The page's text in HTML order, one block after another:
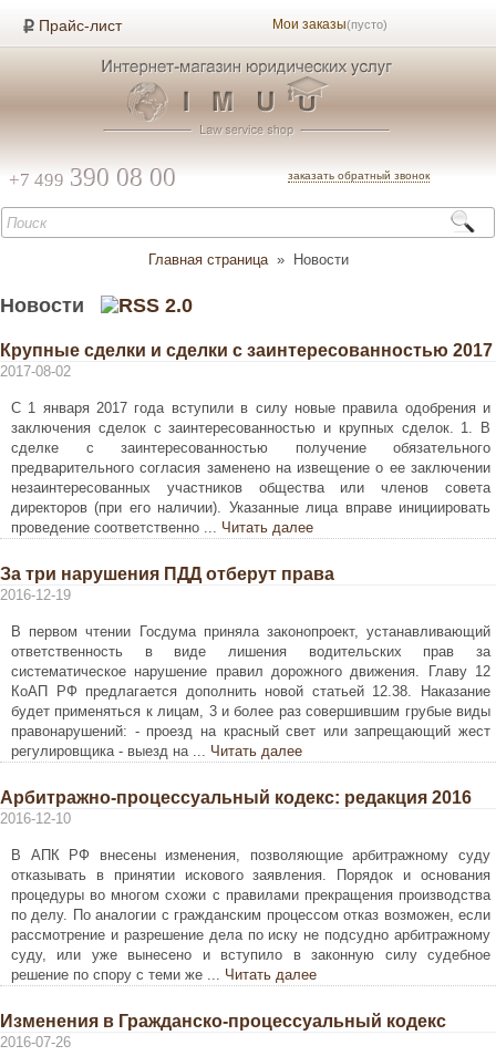
Прайс-лист Мои заказы(пусто)
+7 499 390 08 00 заказать обратный звонок
Главная страница » Новости
Новости
Крупные сделки и сделки с заинтересованностью 2017
2017-08-02
С 1 января 2017 года вступили в силу новые правила одобрения и
заключения сделок с заинтересованностью и крупных сделок. 1. В
сделке с заинтересованностью получение обязательного
предварительного согласия заменено на извещение о ее заключении
незаинтересованных участников общества или членов совета
директоров (при его наличии). Указанные лица вправе инициировать
проведение соответственно ... Читать далее
За три нарушения ПДД отберут права
2016-12-19
В первом чтении Госдума приняла законопроект, устанавливающий
ответственность в виде лишения водительских прав за
систематическое нарушение правил дорожного движения. Главу 12
КоАП РФ предлагается дополнить новой статьей 12.38. Наказание
будет применяться к лицам, 3 и более раз совершившим грубые виды
правонарушений: - проезд на красный свет или запрещающий жест
регулировщика - выезд на ... Читать далее
Арбитражно-процессуальный кодекс: редакция 2016
2016-12-10
В АПК РФ внесены изменения, позволяющие арбитражному суду
отказывать в принятии искового заявления. Порядок и основания
процедуры во многом схожи с правилами прекращения производства
по делу. По аналогии с гражданским процессом отказ возможен, если
рассмотрение и разрешение дела по иску не подсудно арбитражному
суду, или уже вынесено и вступило в законную силу судебное
решение по спору с теми же ... Читать далее
Изменения в Гражданско-процессуальный кодекс
2016-07-26